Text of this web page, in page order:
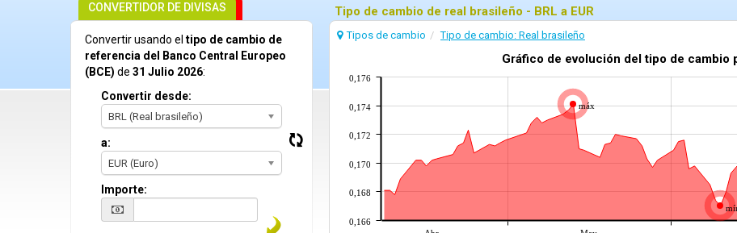
Tipo de cambio de real brasileño - BRL a EUR
Tipos de cambio Tipo de cambio: Real brasileño
Gráfico de evolución del tipo de cambio
máx
0,166
0,168
0,170
0,172
0,174
0,176
CONVERTIDOR DE DIVISAS
Convertir usando el tipo de cambio de
referencia del Banco Central Europeo
(BCE) de 31 Julio 2026:
Convertir desde:
BRL (Real brasileño)
a:
EUR (Euro)
Importe: